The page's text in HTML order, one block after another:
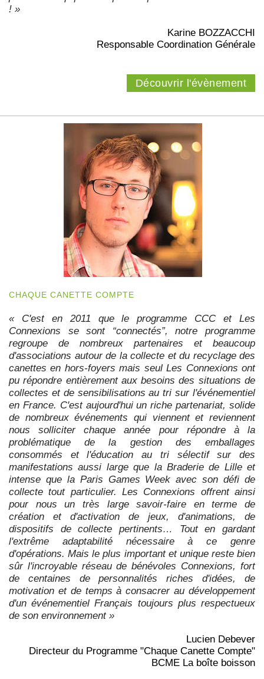
! »
Karine BOZZACCHI
Responsable Coordination Générale
Découvrir l'évènement
CHAQUE CANETTE COMPTE
« C'est en 2011 que le programme CCC et Les
Connexions se sont “connectés”, notre programme
regroupe de nombreux partenaires et beaucoup
d'associations autour de la collecte et du recyclage des
canettes en hors-foyers mais seul Les Connexions ont
pu répondre entièrement aux besoins des situations de
collectes et de sensibilisations au tri sur l'événementiel
en France. C'est aujourd'hui un riche partenariat, solide
de nombreux événements qui viennent et reviennent
nous solliciter chaque année pour répondre à la
problématique de la gestion des emballages
consommés et l'éducation au tri sélectif sur des
manifestations aussi large que la Braderie de Lille et
intense que la Paris Games Week avec son défi de
collecte tout particulier. Les Connexions offrent ainsi
pour nous un très large savoir-faire en terme de
création et d'activation de jeux, d'animations, de
dispositifs de collecte pertinents… Tout en gardant
l'extrême adaptabilité nécessaire à ce genre
d'opérations. Mais le plus important et unique reste bien
sûr l'incroyable réseau de bénévoles Connexions, fort
de centaines de personnalités riches d'idées, de
motivation et de temps à consacrer au développement
d'un événementiel Français toujours plus respectueux
de son environnement »
Lucien Debever
Directeur du Programme "Chaque Canette Compte"
BCME La boîte boisson